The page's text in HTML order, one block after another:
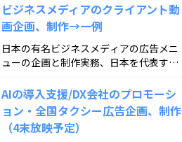
ビジネスメディアのクライアント動
画企画、制作→一例
日本の有名ビジネスメディアの広告メニ
ューの企画と制作実務、日本を代表する
AIの導入支援/DX会社のプロモーシ
ョン・全国タクシー広告企画、制作
（4末放映予定）